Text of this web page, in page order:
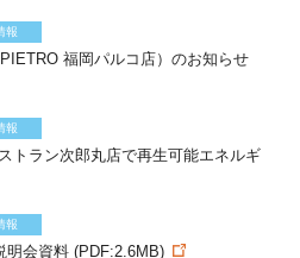
報
福岡パルコ店）のお知らせ
報
トラン次郎丸店で再生可能エネルギ
報
明会資料 (PDF:2.6MB)